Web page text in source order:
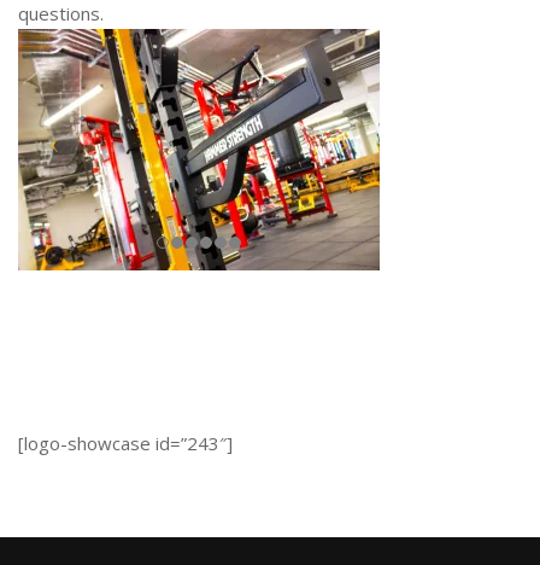
questions.
[logo-showcase id=”243″]